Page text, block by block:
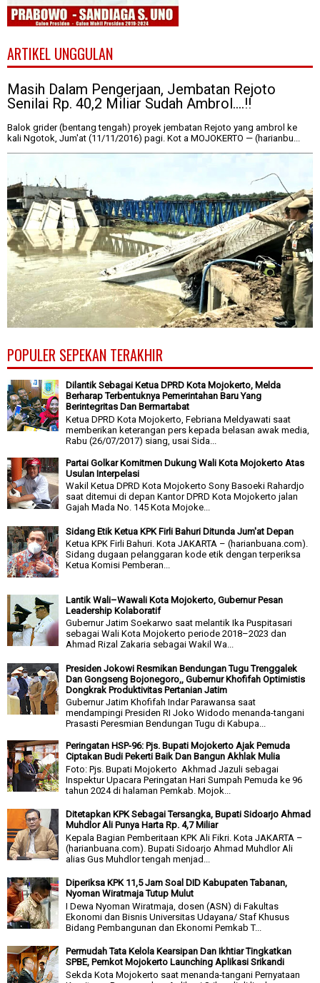
ARTIKEL UNGGULAN
Masih Dalam Pengerjaan, Jembatan Rejoto
Senilai Rp. 40,2 Miliar Sudah Ambrol....!!
Balok grider (bentang tengah) proyek jembatan Rejoto yang ambrol ke
kali Ngotok, Jum'at (11/11/2016) pagi. Kot a MOJOKERTO — (harianbu...
POPULER SEPEKAN TERAKHIR
Dilantik Sebagai Ketua DPRD Kota Mojokerto, Melda
Berharap Terbentuknya Pemerintahan Baru Yang
Berintegritas Dan Bermartabat
Ketua DPRD Kota Mojokerto, Febriana Meldyawati saat
memberikan keterangan pers kepada belasan awak media,
Rabu (26/07/2017) siang, usai Sida...
Partai Golkar Komitmen Dukung Wali Kota Mojokerto Atas
Usulan Interpelasi
Wakil Ketua DPRD Kota Mojokerto Sony Basoeki Rahardjo
saat ditemui di depan Kantor DPRD Kota Mojokerto jalan
Gajah Mada No. 145 Kota Mojoke...
Sidang Etik Ketua KPK Firli Bahuri Ditunda Jum'at Depan
Ketua KPK Firli Bahuri. Kota JAKARTA – (harianbuana.com).
Sidang dugaan pelanggaran kode etik dengan terperiksa
Ketua Komisi Pemberan...
Lantik Wali–Wawali Kota Mojokerto, Gubernur Pesan
Leadership Kolaboratif
Gubernur Jatim Soekarwo saat melantik Ika Puspitasari
sebagai Wali Kota Mojokerto periode 2018–2023 dan
Ahmad Rizal Zakaria sebagai Wakil Wa...
Presiden Jokowi Resmikan Bendungan Tugu Trenggalek
Dan Gongseng Bojonegoro,, Gubernur Khofifah Optimistis
Dongkrak Produktivitas Pertanian Jatim
Gubernur Jatim Khofifah Indar Parawansa saat
mendampingi Presiden RI Joko Widodo menanda-tangani
Prasasti Peresmian Bendungan Tugu di Kabupa...
Peringatan HSP-96: Pjs. Bupati Mojokerto Ajak Pemuda
Ciptakan Budi Pekerti Baik Dan Bangun Akhlak Mulia
Foto: Pjs. Bupati Mojokerto Akhmad Jazuli sebagai
Inspektur Upacara Peringatan Hari Sumpah Pemuda ke 96
tahun 2024 di halaman Pemkab. Mojok...
Ditetapkan KPK Sebagai Tersangka, Bupati Sidoarjo Ahmad
Muhdlor Ali Punya Harta Rp. 4,7 Miliar
Kepala Bagian Pemberitaan KPK Ali Fikri. Kota JAKARTA –
(harianbuana.com). Bupati Sidoarjo Ahmad Muhdlor Ali
alias Gus Muhdlor tengah menjad...
Diperiksa KPK 11,5 Jam Soal DID Kabupaten Tabanan,
Nyoman Wiratmaja Tutup Mulut
I Dewa Nyoman Wiratmaja, dosen (ASN) di Fakultas
Ekonomi dan Bisnis Universitas Udayana/ Staf Khusus
Bidang Pembangunan dan Ekonomi Pemkab T...
Permudah Tata Kelola Kearsipan Dan Ikhtiar Tingkatkan
SPBE, Pemkot Mojokerto Launching Aplikasi Srikandi
Sekda Kota Mojokerto saat menanda-tangani Pernyataan